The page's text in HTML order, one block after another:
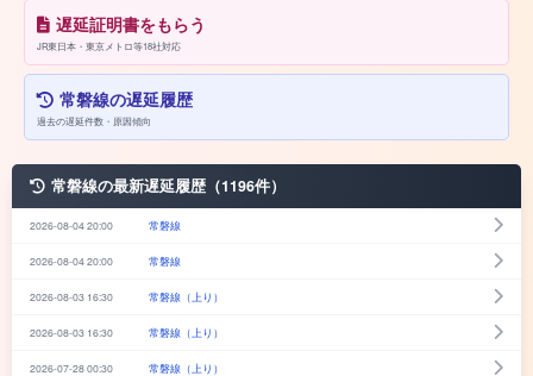
遅延証明書をもらう
JR東日本・東京メトロ等18社対応
常磐線の遅延履歴
過去の遅延件数・原因傾向
常磐線の最新遅延履歴（1196件）
2026-08-04 20:00 常磐線
2026-08-04 20:00 常磐線
2026-08-03 16:30 常磐線（上り）
2026-08-03 16:30 常磐線（上り）
2026-07-28 00:30 常磐線（上り）